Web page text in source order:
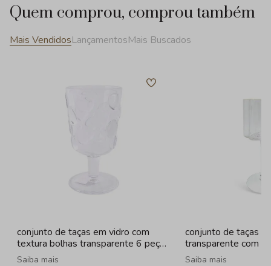
Quem comprou, comprou também
Mais VendidosLançamentosMais Buscados
conjunto de taças em vidro com
textura bolhas transparente 6 peças
- 260ml
Saiba mais
conjunto de taças
transparente com
peças - 330ml
Saiba mais